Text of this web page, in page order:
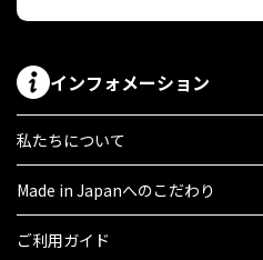
インフォメーション
私たちについて
Made in Japanへのこだわり
ご利用ガイド